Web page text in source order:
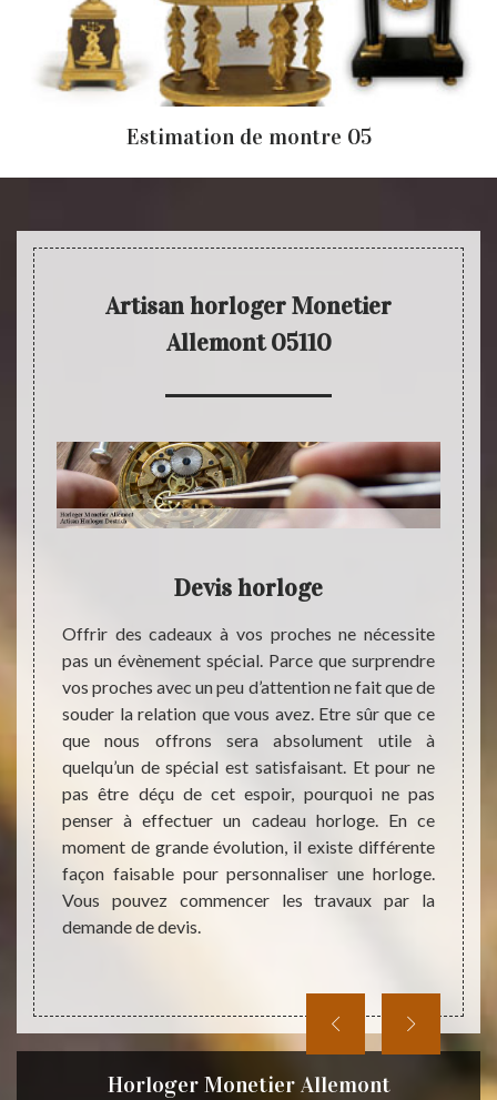
Estimation de montre 05
Artisan horloger Monetier
Allemont 05110
qui
sur
La
et la
le
que
un
La
de
Devis horloge
Offrir des cadeaux à vos proches ne nécessite
pas un évènement spécial. Parce que surprendre
vos proches avec un peu d’attention ne fait que de
souder la relation que vous avez. Etre sûr que ce
que nous offrons sera absolument utile à
quelqu’un de spécial est satisfaisant. Et pour ne
pas être déçu de cet espoir, pourquoi ne pas
penser à effectuer un cadeau horloge. En ce
moment de grande évolution, il existe différente
façon faisable pour personnaliser une horloge.
Vous pouvez commencer les travaux par la
demande de devis.
Si
de
votre
Horloger Monetier Allemont